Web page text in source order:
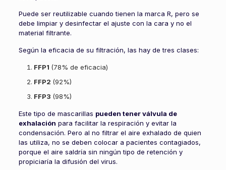
Puede ser reutilizable cuando tienen la marca R, pero se
debe limpiar y desinfectar el ajuste con la cara y no el
material filtrante.
Según la eficacia de su filtración, las hay de tres clases:
FFP1 (78% de eficacia)
FFP2 (92%)
FFP3 (98%)
Este tipo de mascarillas pueden tener válvula de
exhalación para facilitar la respiración y evitar la
condensación. Pero al no filtrar el aire exhalado de quien
las utiliza, no se deben colocar a pacientes contagiados,
porque el aire saldría sin ningún tipo de retención y
propiciaría la difusión del virus.